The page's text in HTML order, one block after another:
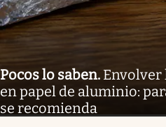
Pocos lo saben. Envolver
en papel de aluminio:
se recomienda